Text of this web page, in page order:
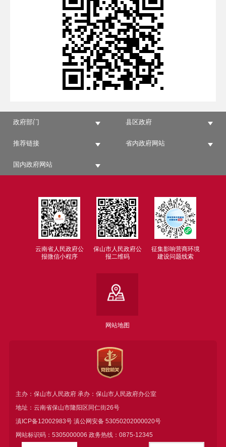
政府部门 县区政府
推荐链接 省内政府网站
国内政府网站
云南省人民政府公
报微信小程序
保山市人民政府公
报二维码
征集影响营商环境
建设问题线索
网站地图
主办：保山市人民政府 承办：保山市人民政府办公室
地址：云南省保山市隆阳区同仁街26号
滇ICP备12002983号滇公网安备 53050202000020号
网站标识码：5305000006 政务热线：0875-12345